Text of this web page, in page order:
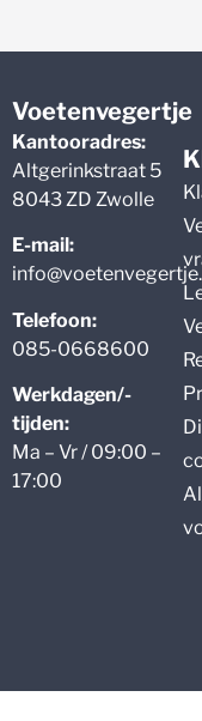
Voetenvegertje
Kantooradres:
Altgerinkstraat 5
8043 ZD Zwolle
E-mail:
Telefoon:
085-0668600
Werkdagen/-
tijden:
Ma – Vr / 09:00 –
17:00